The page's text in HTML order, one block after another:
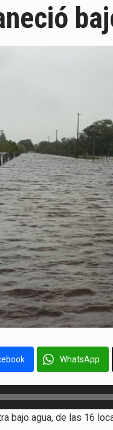
WhatsApp
bajo agua, de las 16